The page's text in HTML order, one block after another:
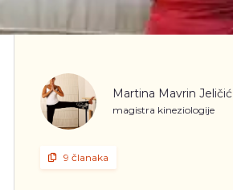
Martina Mavrin Jeličić
magistra kineziologije
9 članaka